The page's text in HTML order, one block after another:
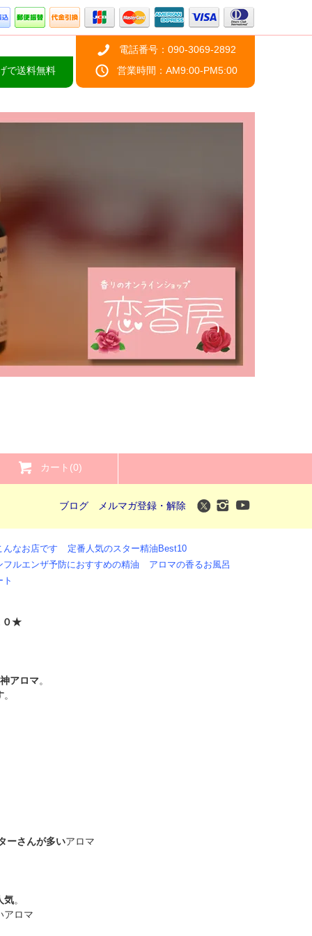
で送料無料
電話番号：090-3069-2892
営業時間：AM9:00-PM5:00
カート(0)
ブログ メルマガ登録・解除
んなお店です
定番人気のスター精油Best10
フルエンザ予防におすすめの精油
アロマの香るお風呂
ト
０★
アロマ。
。
ーさんが多いアロマ
気。
アロマ